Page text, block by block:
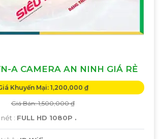
A CAMERA AN NINH GIÁ RẺ
Khuyến Mại: 1,200,000 ₫
Giá Bán: 1,500,000 ₫
: FULL HD 1080P .